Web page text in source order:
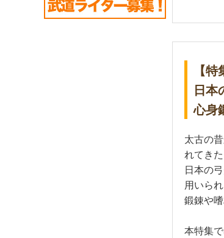
【
日本
心身
太古の
れてきた
日本の
用いら
鍛錬や
本特集